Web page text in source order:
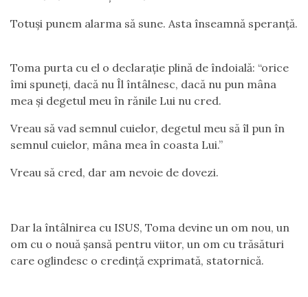
Totuși punem alarma să sune. Asta înseamnă speranță.
Toma purta cu el o declarație plină de îndoială: “orice
îmi spuneți, dacă nu Îl întâlnesc, dacă nu pun mâna
mea și degetul meu în rănile Lui nu cred.
Vreau să vad semnul cuielor, degetul meu să îl pun în
semnul cuielor, mâna mea în coasta Lui.”
Vreau să cred, dar am nevoie de dovezi.
Dar la întâlnirea cu ISUS, Toma devine un om nou, un
om cu o nouă șansă pentru viitor, un om cu trăsături
care oglindesc o credință exprimată, statornică.